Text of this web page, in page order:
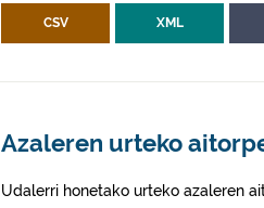
CSV XML
Azaleren urteko
Udalerri honetako urteko azaleren